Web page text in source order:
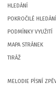
HLEDÁNÍ
POKROČILÉ HLEDÁNÍ
PODMÍNKY VYUŽITÍ
MAPA STRÁNEK
TIRÁŽ
MELODIE PÍSNÍ